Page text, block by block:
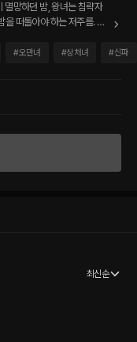
떠돌아야 하는 저주를. 리
한 복수를 다짐하지만…….
#오만녀 #상처녀 #신파
최신순